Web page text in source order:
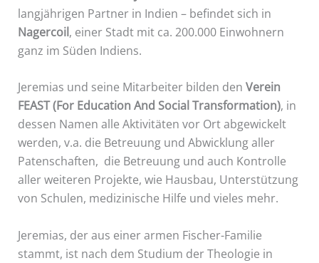
langjährigen Partner in Indien – befindet sich in
Nagercoil, einer Stadt mit ca. 200.000 Einwohnern
ganz im Süden Indiens.
Jeremias und seine Mitarbeiter bilden den Verein
FEAST (For Education And Social Transformation), in
dessen Namen alle Aktivitäten vor Ort abgewickelt
werden, v.a. die Betreuung und Abwicklung aller
Patenschaften, die Betreuung und auch Kontrolle
aller weiteren Projekte, wie Hausbau, Unterstützung
von Schulen, medizinische Hilfe und vieles mehr.
Jeremias, der aus einer armen Fischer-Familie
stammt, ist nach dem Studium der Theologie in